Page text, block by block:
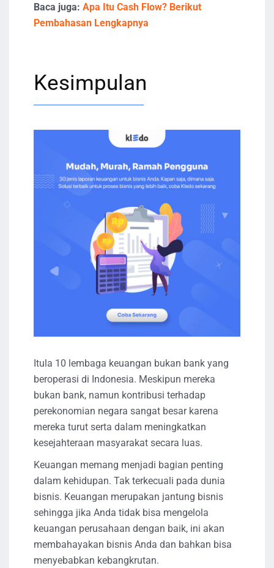
Baca juga: Apa Itu Cash Flow? Berikut
Pembahasan Lengkapnya
Kesimpulan
Itula 10 lembaga keuangan bukan bank yang
beroperasi di Indonesia. Meskipun mereka
bukan bank, namun kontribusi terhadap
perekonomian negara sangat besar karena
mereka turut serta dalam meningkatkan
kesejahteraan masyarakat secara luas.
Keuangan memang menjadi bagian penting
dalam kehidupan. Tak terkecuali pada dunia
bisnis. Keuangan merupakan jantung bisnis
sehingga jika Anda tidak bisa mengelola
keuangan perusahaan dengan baik, ini akan
membahayakan bisnis Anda dan bahkan bisa
menyebabkan kebangkrutan.